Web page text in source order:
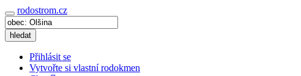
Navigace
rodostrom.cz
hledat
Přihlásit se
Vytvořte si vlastní rodokmen